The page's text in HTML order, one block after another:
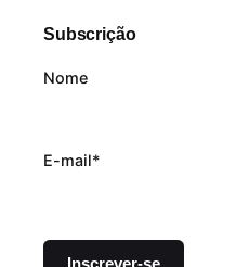
Subscrição
Nome
E-mail*